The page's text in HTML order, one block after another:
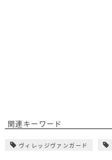
関連キーワード
ヴィレッジヴァンガード